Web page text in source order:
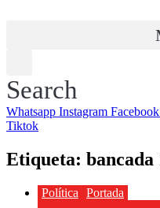
Search
Whatsapp Instagram Facebook
Tiktok
Etiqueta: bancada
Política Portada